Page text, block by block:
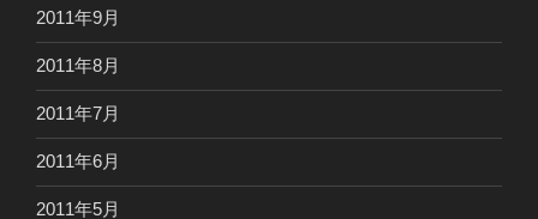
2011年9月
2011年8月
2011年7月
2011年6月
2011年5月